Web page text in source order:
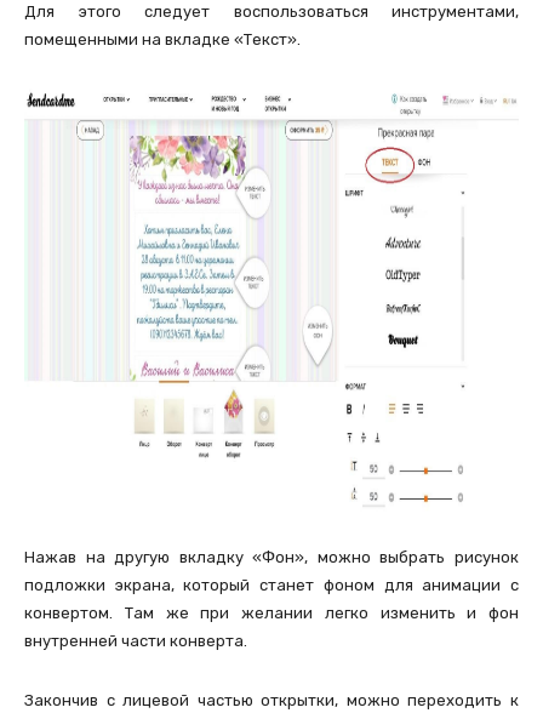
Для этого следует воспользоваться инструментами,
помещенными на вкладке «Текст».
Нажав на другую вкладку «Фон», можно выбрать рисунок
подложки экрана, который станет фоном для анимации с
конвертом. Там же при желании легко изменить и фон
внутренней части конверта.
Закончив с лицевой частью открытки, можно переходить к